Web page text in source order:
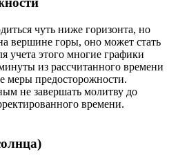
чуть ниже горизонта, но
вершине горы, оно может стать
учета этого многие графики
из рассчитанного времени
меры предосторожности.
не завершать молитву до
времени.